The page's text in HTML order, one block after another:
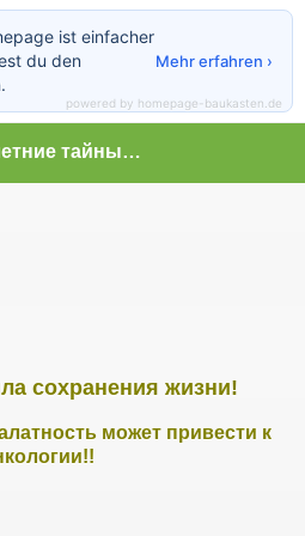
Многолетние тайные пытки граждан
сохранения жизни!
может привести к
ist einfacher
du den
Mehr erfahren ›
powered by homepage-baukasten.de